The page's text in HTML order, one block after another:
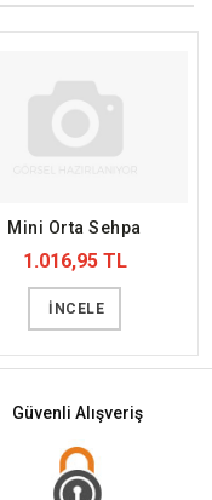
Mini Orta Sehpa
1.016,95 TL
İNCELE
Güvenli Alışveriş